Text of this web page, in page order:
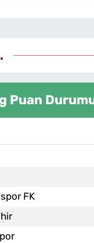
Puan
FK